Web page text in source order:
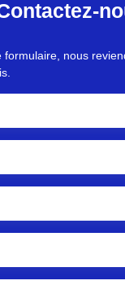
formulaire, nous